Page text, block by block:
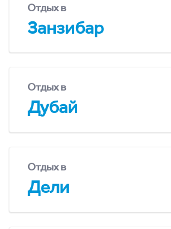
Отдых в
Занзибар
Отдых в
Дубай
Отдых в
Дели